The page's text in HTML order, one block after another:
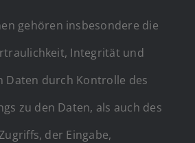
gehören insbesondere die
Integrität und
Daten durch Kontrolle des
zu den Daten, als auch des
der Eingabe,